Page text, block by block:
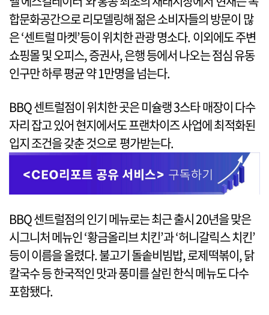
합문화공간으로 리모델링해 젊은 소비자들의 방문이 많
은 ‘센트럴 마켓’등이 위치한 관광 명소다. 이외에도 주변
쇼핑몰 및 오피스, 증권사, 은행 등에서 나오는 점심 유동
인구만 하루 평균 약 1만명을 넘는다.
BBQ 센트럴점이 위치한 곳은 미슐랭 3스타 매장이 다수
자리 잡고 있어 현지에서도 프랜차이즈 사업에 최적화된
입지 조건을 갖춘 것으로 평가받는다.
BBQ 센트럴점의 인기 메뉴로는 최근 출시 20년을 맞은
시그니처 메뉴인 ‘황금올리브 치킨’과 ‘허니갈릭스 치킨’
등이 이름을 올렸다. 불고기 돌솥비빔밥, 로제떡볶이, 닭
칼국수 등 한국적인 맛과 풍미를 살린 한식 메뉴도 다수
포함됐다.